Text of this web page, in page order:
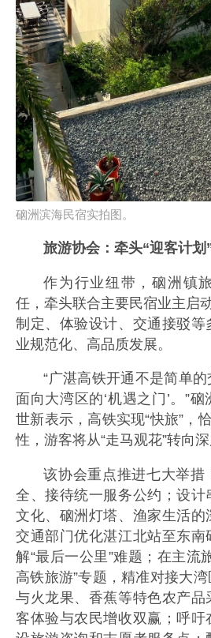
硇洲滨海民宿实拍图。
旅游协会：牵头“迎客计划
作为行业纽带，硇洲镇
任，牵头联合主要民宿业主启
制定、体验设计、交通接驳
业规范化、高品质发展。
“广湛高铁开通不是简单
面向大湾区的‘机遇之门’。”
世新表示，高铁实现“快旅”，
性，游客将从“走马观花”转向深
该协会重点推进七大举措
全、接待统一服务公约；设计
文化、硇洲灯塔、渔家生活的
交通部门优化湛江北站至东南
解“最后一公里”难题；在主流
高铁旅游”专题，精准对接大
与火龙果、香蕉等特色农产
客体验与农民增收双赢；呼吁